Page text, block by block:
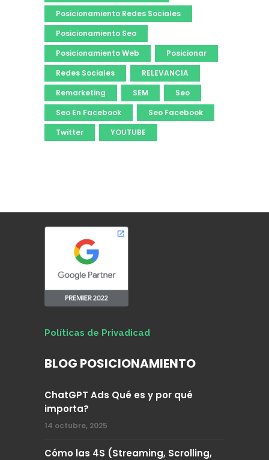
Posicionamiento Redes Sociales
Posicionamiento Seo
Posicionamiento Web
Posicionar
Redes Sociales
RELEVANCIA
Remarketing
SEM
Seo
Seo En Facebook
Seo Facebook
Twitter
YOUTUBE
Políticas de Privadicad
BLOG POSICIONAMIENTO
ChatGPT Ads Qué es y por qué
importa?
14 octubre, 2025
Cómo las 4S (Streaming, Scrolling,